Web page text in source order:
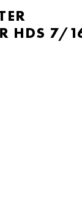
HDS 7/